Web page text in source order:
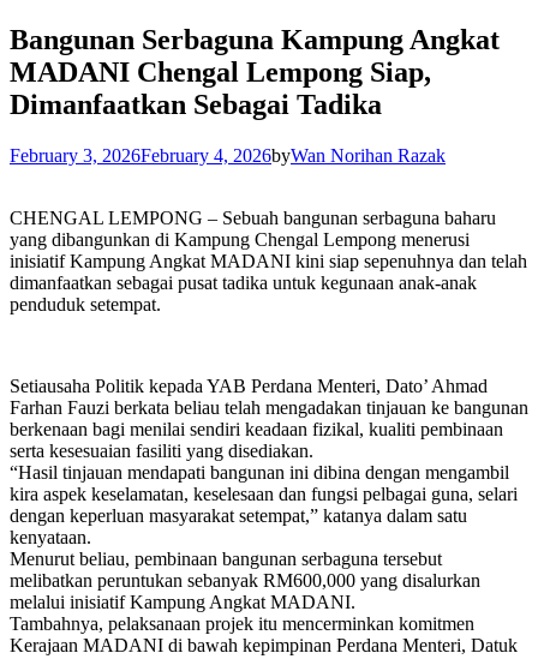
Bangunan Serbaguna Kampung Angkat
MADANI Chengal Lempong Siap,
Dimanfaatkan Sebagai Tadika
February 3, 2026February 4, 2026byWan Norihan Razak
CHENGAL LEMPONG – Sebuah bangunan serbaguna baharu
yang dibangunkan di Kampung Chengal Lempong menerusi
inisiatif Kampung Angkat MADANI kini siap sepenuhnya dan telah
dimanfaatkan sebagai pusat tadika untuk kegunaan anak-anak
penduduk setempat.
Setiausaha Politik kepada YAB Perdana Menteri, Dato’ Ahmad
Farhan Fauzi berkata beliau telah mengadakan tinjauan ke bangunan
berkenaan bagi menilai sendiri keadaan fizikal, kualiti pembinaan
serta kesesuaian fasiliti yang disediakan.
“Hasil tinjauan mendapati bangunan ini dibina dengan mengambil
kira aspek keselamatan, keselesaan dan fungsi pelbagai guna, selari
dengan keperluan masyarakat setempat,” katanya dalam satu
kenyataan.
Menurut beliau, pembinaan bangunan serbaguna tersebut
melibatkan peruntukan sebanyak RM600,000 yang disalurkan
melalui inisiatif Kampung Angkat MADANI.
Tambahnya, pelaksanaan projek itu mencerminkan komitmen
Kerajaan MADANI di bawah kepimpinan Perdana Menteri, Datuk